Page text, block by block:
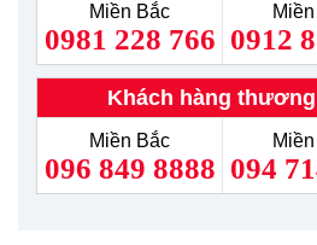
Miền Bắc
0981 228 766 0912
Khách hàng
Miền Bắc
096 849 8888 094